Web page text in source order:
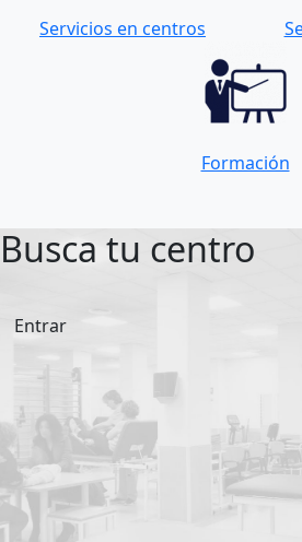
Servicios en centros
Formación
Busca tu centro
Entrar